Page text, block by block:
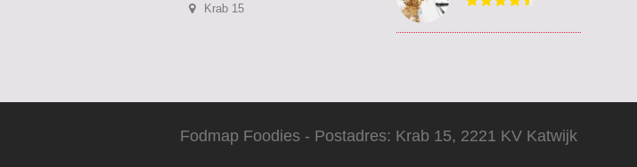
Krab 15
Fodmap Foodies - Postadres: Krab 15, 2221 KV Katwijk